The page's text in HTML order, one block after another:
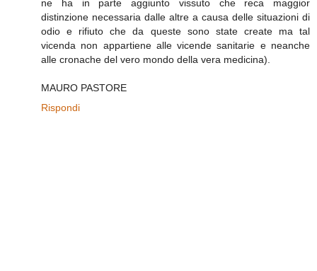
ne ha in parte aggiunto vissuto che reca maggior
distinzione necessaria dalle altre a causa delle situazioni di
odio e rifiuto che da queste sono state create ma tal
vicenda non appartiene alle vicende sanitarie e neanche
alle cronache del vero mondo della vera medicina).
MAURO PASTORE
Rispondi